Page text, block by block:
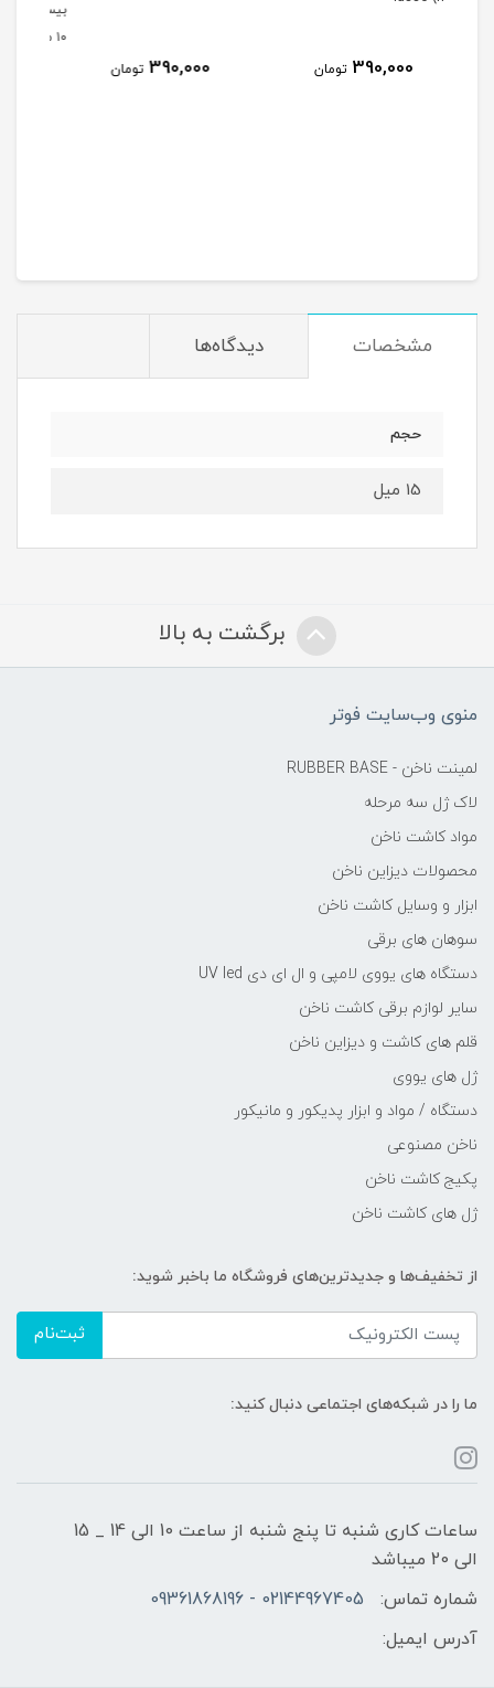
390,000
بیس کت سالن ( بیس ژل )
مشخصات دیدگاه‌ها
حجم
15 میل
برگشت به بالا
منوی وب‌سایت فوتر
لمینت ناخن - RUBBER BASE
لاک ژل سه مرحله
مواد کاشت ناخن
محصولات دیزاین ناخن
ابزار و وسایل کاشت ناخن
سوهان های برقی
دستگاه های یووی لامپی و ال ای دی UV led
سایر لوازم برقی کاشت ناخن
قلم های کاشت و دیزاین ناخن
ژل های یووی
دستگاه / مواد و ابزار پدیکور و مانیکور
ناخن مصنوعی
پکیج کاشت ناخن
ژل های کاشت ناخن
از تخفیف‌ها و جدیدترین‌های فروشگاه ما باخبر شوید:
ثبت‌نام
ما را در شبکه‌های اجتماعی دنبال کنید:
ساعات کاری شنبه تا پنج شنبه از ساعت 10 الی 14 _ 15
الی 20 میباشد
شماره تماس:
02144967405 - 09361868196
آدرس ایمیل: